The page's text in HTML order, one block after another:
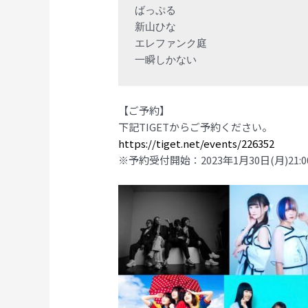
ばっぷる
新山ひな
エレファンク庭
一瞬しかない
【ご予約】
下記TIGETからご予約ください。
https://tiget.net/events/226352
※予約受付開始：2023年1月30日(月